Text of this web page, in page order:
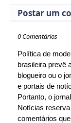
Postar um
0 Comentários
Política de
brasileira prevê
blogueiro ou o
e portais de
Portanto, o
Notícias
comentários